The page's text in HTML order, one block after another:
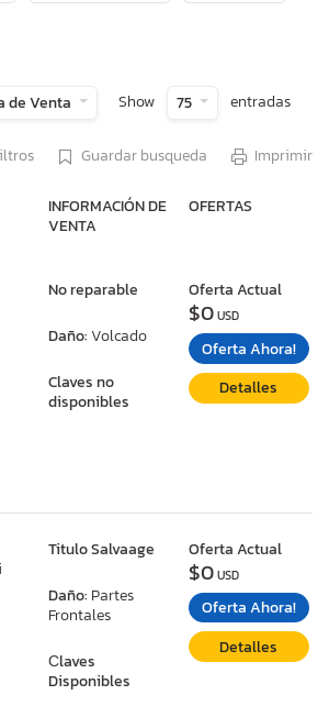
de Venta Show 75 entradas
Guardar busqueda Imprimir
INFORMACIÓN DE
VENTA
OFERTAS
No reparable
Daño:Volcado
Claves no
disponibles
Oferta Actual
$0USD
Oferta Ahora!
Detalles
Titulo Salvaage
Daño: Partes
Frontales
Сlaves
Disponibles
Oferta Actual
$0USD
Oferta Ahora!
Detalles